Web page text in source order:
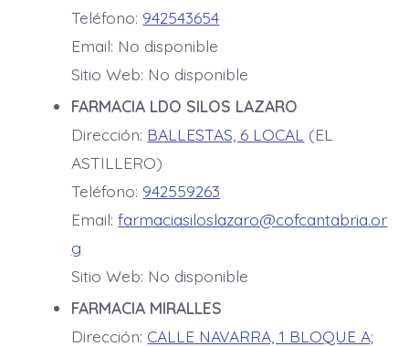
Teléfono: 942543654
Email: No disponible
Sitio Web: No disponible
FARMACIA LDO SILOS LAZARO
Dirección: BALLESTAS, 6 LOCAL (EL
ASTILLERO)
Teléfono: 942559263
Email:farmaciasiloslazaro@cofcantabria.or
g
Sitio Web: No disponible
FARMACIA MIRALLES
Dirección: CALLE NAVARRA, 1 BLOQUE A;